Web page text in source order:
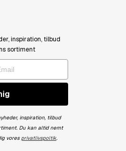
inspiration, tilbud
sortiment
inspiration, tilbud
Du kan altid nemt
vores privatlivspoltik.